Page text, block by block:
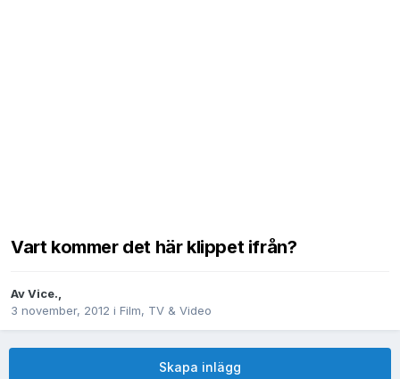
Vart kommer det här klippet ifrån?
AvVice.,
3 november, 2012 i Film, TV & Video
Skapa inlägg